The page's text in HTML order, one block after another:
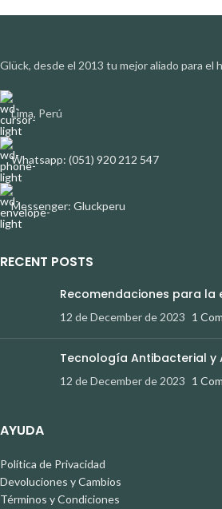
Glück, desde el 2013 tu mejor aliado para el
Lima, Perú
Whatsapp: (051) 920 212 547
Messenger: Gluckperu
RECENT POSTS
Recomendaciones para la
12 de December de 2023 1
Tecnología Antibacterial y
12 de December de 2023 1
AYUDA
Política de Privacidad
Devoluciones y Cambios
Términos y Condiciones